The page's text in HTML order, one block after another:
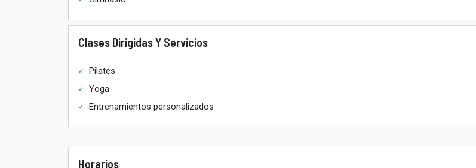
Clases Dirigidas Y Servicios
Pilates
Yoga
Entrenamientos personalizados
Horarios